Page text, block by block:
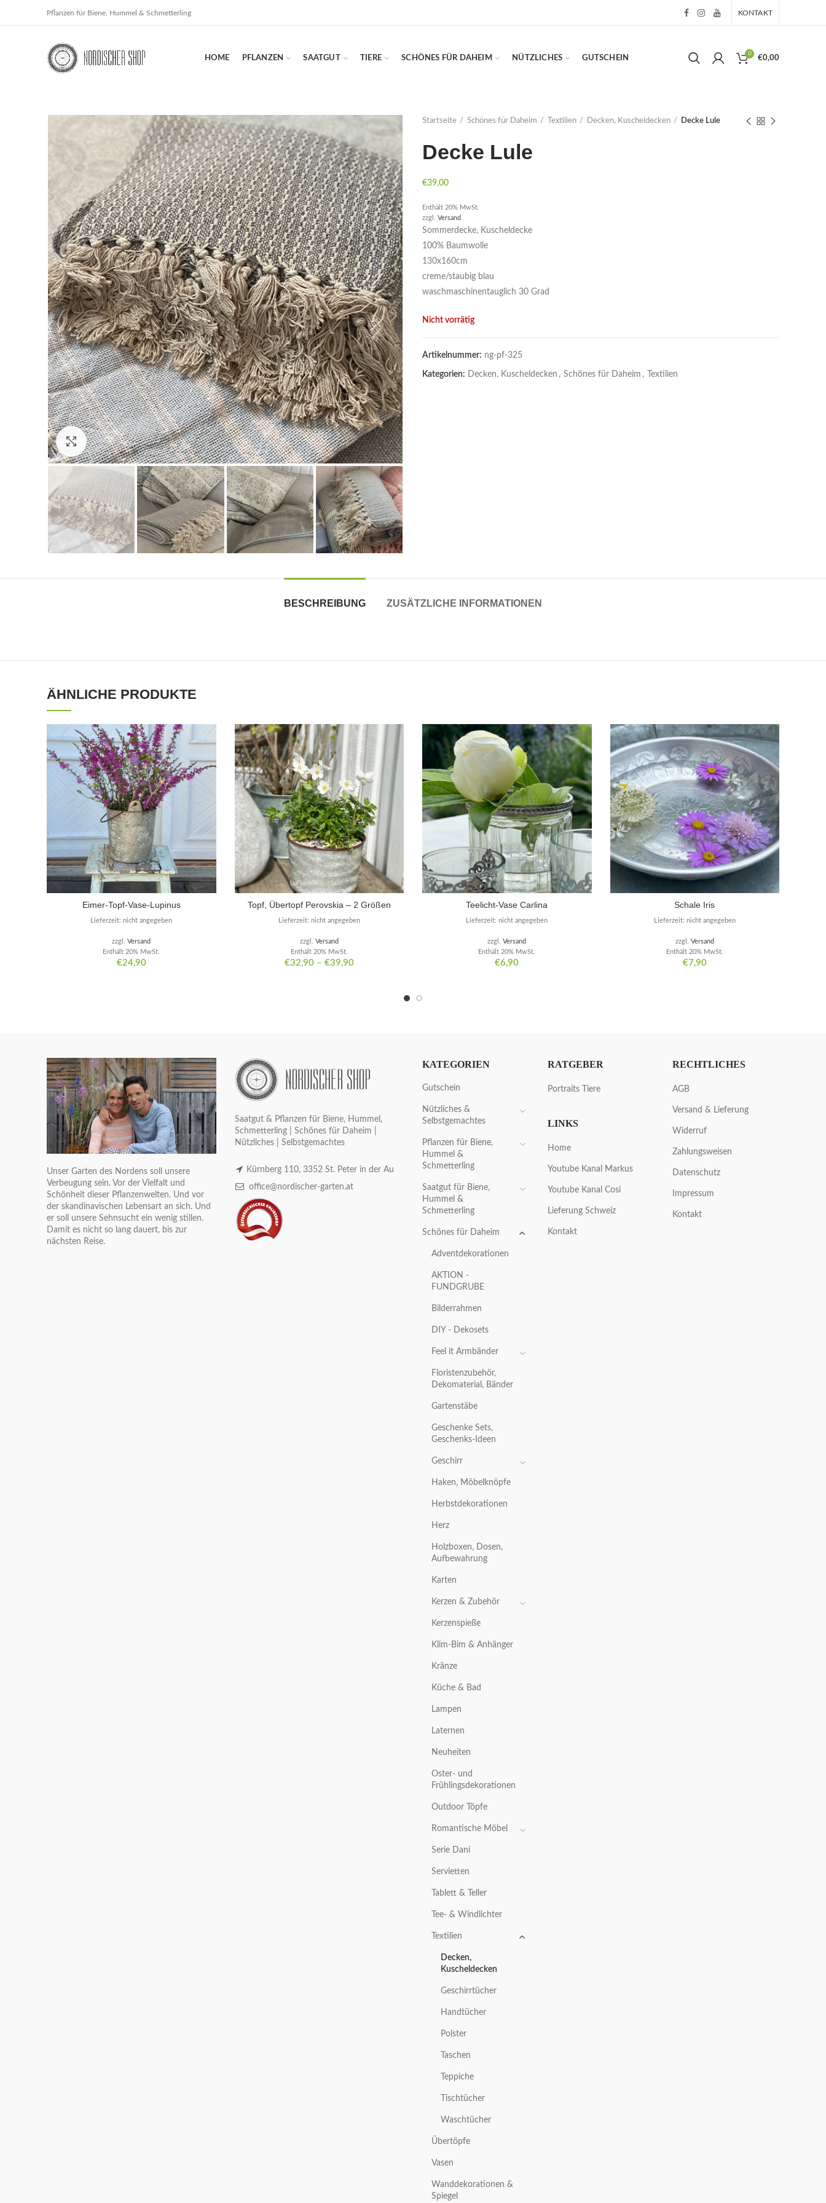
Pflanzen für Biene, Hummel & Schmetterling KONTAKT
HOME PFLANZEN SAATGUT TIERE SCHÖNES FÜR DAHEIM NÜTZLICHES GUTSCHEIN
0
€0,00
Click to enlarge
Startseite Schönes für Daheim Textilien Decken, Kuscheldecken Decke Lule
Decke Lule
€39,00
Enthält 20% MwSt.
zzgl. Versand
Sommerdecke, Kuscheldecke
100% Baumwolle
130x160cm
creme/staubig blau
waschmaschinentauglich 30 Grad
Nicht vorrätig
Artikelnummer: ng-pf-325
Kategorien: Decken, Kuscheldecken , Schönes für Daheim , Textilien
BESCHREIBUNG ZUSÄTZLICHE INFORMATIONEN
ÄHNLICHE PRODUKTE
Eimer-Topf-Vase-Lupinus
€24,90
Enthält 20% MwSt.
zzgl.Versand
Lieferzeit: nicht angegeben
Topf, Übertopf Perovskia – 2 Größen
€32,90– €39,90
Enthält 20% MwSt.
zzgl. Versand
Lieferzeit: nicht angegeben
Teelicht-Vase Carlina
€6,90
Enthält 20% MwSt.
zzgl.Versand
Lieferzeit: nicht angegeben
Schale Iris
€7,90
Enthält 20% MwSt.
zzgl. Versand
Lieferzeit: nicht angegeben
Unser Garten des Nordens soll unsere
Verbeugung sein. Vor der Vielfalt und
Schönheit dieser Pflanzenwelten. Und vor
der skandinavischen Lebensart an sich. Und
er soll unsere Sehnsucht ein wenig stillen.
Damit es nicht so lang dauert, bis zur
nächsten Reise.
Saatgut & Pflanzen für Biene, Hummel,
Schmetterling | Schönes für Daheim |
Nützliches | Selbstgemachtes
Kürnberg 110, 3352 St. Peter in der Au
office@nordischer-garten.at
KATEGORIEN
Gutschein
Nützliches &
Selbstgemachtes
Pflanzen für Biene,
Hummel &
Schmetterling
Saatgut für Biene,
Hummel &
Schmetterling
Schönes für Daheim
Adventdekorationen
AKTION -
FUNDGRUBE
Bilderrahmen
DIY - Dekosets
Feel it Armbänder
Floristenzubehör,
Dekomaterial, Bänder
Gartenstäbe
Geschenke Sets,
Geschenks-Ideen
Geschirr
Haken, Möbelknöpfe
Herbstdekorationen
Herz
Holzboxen, Dosen,
Aufbewahrung
Karten
Kerzen & Zubehör
Kerzenspieße
Klim-Bim & Anhänger
Kränze
Küche & Bad
Lampen
Laternen
Neuheiten
Oster- und
Frühlingsdekorationen
Outdoor Töpfe
Romantische Möbel
Serie Dani
Servietten
Tablett & Teller
Tee- & Windlichter
Textilien
Decken,
Kuscheldecken
Geschirrtücher
Handtücher
Polster
Taschen
Teppiche
Tischtücher
Waschtücher
Übertöpfe
Vasen
Wanddekorationen &
Spiegel
RATGEBER
Portraits Tiere
LINKS
Home
Youtube Kanal Markus
Youtube Kanal Cosi
Lieferung Schweiz
Kontakt
RECHTLICHES
AGB
Versand & Lieferung
Widerruf
Zahlungsweisen
Datenschutz
Impressum
Kontakt